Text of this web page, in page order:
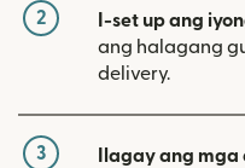
2 I-set up ang
ang halagang
delivery.
3 Ilagay ang